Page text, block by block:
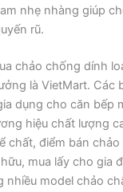
nhẹ nhàng giúp
rũ.
chảo chống dính
là VietMart. Các
dụng cho căn bếp
hiệu chất lượng
chất, điểm bán
mua lấy cho gia
nhiều model chảo